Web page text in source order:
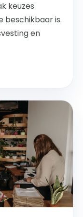
keuzes
beschikbaar is.
en